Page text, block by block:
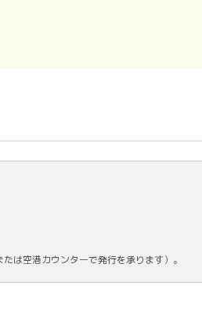
は空港カウンターで発行を承ります）。